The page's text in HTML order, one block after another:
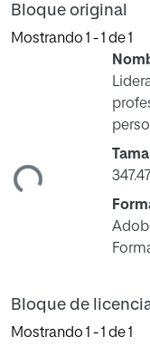
Bloque original
Mostrando 1 - 1 de 1
Bloque de
Mostrando 1 - 1 de 1